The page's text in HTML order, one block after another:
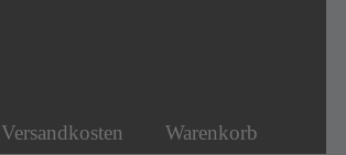
Versandkosten Warenkorb